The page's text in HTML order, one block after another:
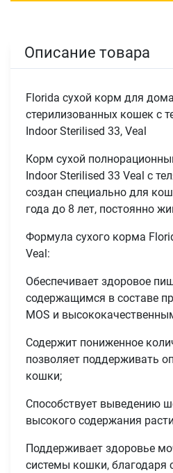
Описание товара
Florida сухой корм для
стерилизованных кошек с
Indoor Sterilised 33, Veal
Корм сухой
Indoor Sterilised 33 Veal с
создан специально для
года до 8 лет, постоянно
Формула сухого корма
Veal:
Обеспечивает здоровое
содержащимся в составе
MOS и
Содержит пониженное
позволяет поддерживать
кошки;
Способствует выведению
высокого содержания
Поддерживает здоровье
системы кошки, благодаря